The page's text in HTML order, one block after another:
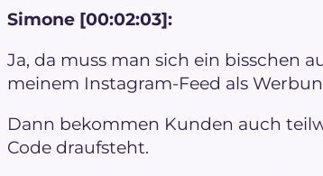
Simone [00:02:03]:
Ja, da muss man sich ein bisschen
meinem Instagram-Feed als
Dann bekommen Kunden auch
Code draufsteht.